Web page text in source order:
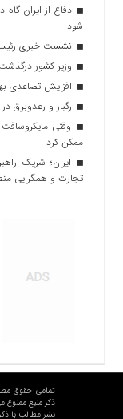
دفاع از ایران
شود
نشست خبری
وزیر کشور
افزایش تصاعدی
رگبار و رعدوبرق
وقتی
ممکن کرد
ایران؛ شریک
تجارت و همگرایی
تمامی حقوق
ذکر منبع ممنوع
نشر مطالب با